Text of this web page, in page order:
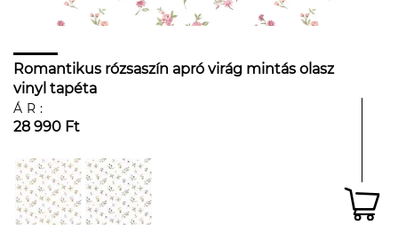
Romantikus rózsaszín apró virág mintás olasz
vinyl tapéta
ÁR:
28 990 Ft